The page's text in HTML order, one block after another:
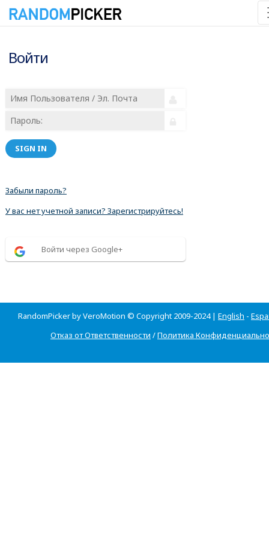
Войти
SIGN IN
Забыли пароль?
У вас нет учетной записи? Зарегистрируйтесь!
Войти через Google+
RandomPicker by VeroMotion © Copyright 2009-2024 | English -
Отказ от Ответственности /Политика